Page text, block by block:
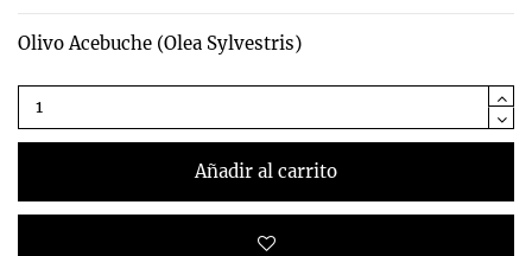
Olivo Acebuche (Olea Sylvestris)
Añadir al carrito